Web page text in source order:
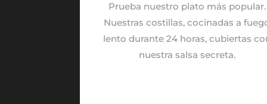
Prueba nuestro plato más popular.
Nuestras costillas, cocinadas a
lento durante 24 horas, cubiertas
nuestra salsa secreta.